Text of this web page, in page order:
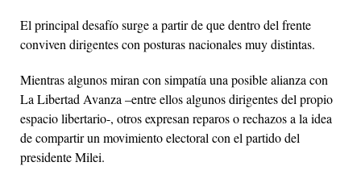
El principal desafío surge a partir de que dentro del frente
conviven dirigentes con posturas nacionales muy distintas.
Mientras algunos miran con simpatía una posible alianza con
La Libertad Avanza –entre ellos algunos dirigentes del propio
espacio libertario-, otros expresan reparos o rechazos a la idea
de compartir un movimiento electoral con el partido del
presidente Milei.